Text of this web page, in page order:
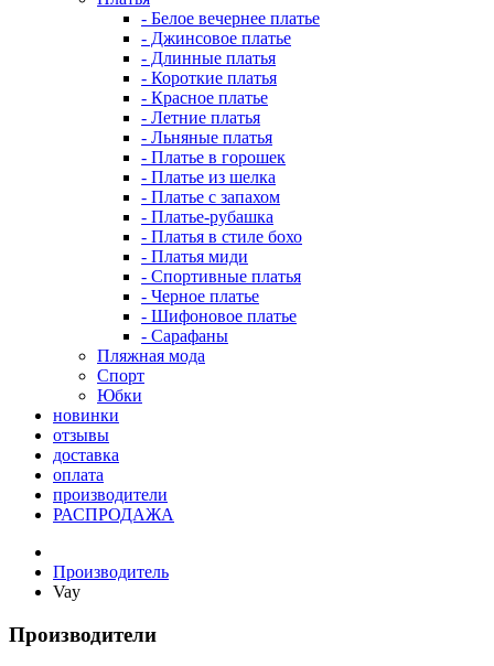
- Белое вечернее платье
- Джинсовое платье
- Длинные платья
- Короткие платья
- Красное платье
- Летние платья
- Льняные платья
- Платье в горошек
- Платье из шелка
- Платье с запахом
- Платье-рубашка
- Платья в стиле бохо
- Платья миди
- Спортивные платья
- Черное платье
- Шифоновое платье
- Сарафаны
Пляжная мода
Спорт
Юбки
новинки
отзывы
доставка
оплата
производители
РАСПРОДАЖА
Производитель
Vay
Производители